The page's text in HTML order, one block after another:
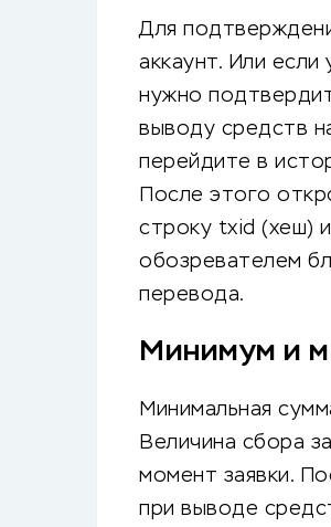
Для
аккаунт. Или
нужно
выводу средств
перейдите в
После этого
строку txid (хеш)
обозревателем
перевода.
Минимум и
Минимальная
Величина сбора
момент заявки.
при выводе